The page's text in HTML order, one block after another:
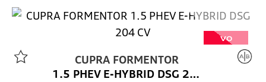
VO
CUPRA FORMENTOR
1.5 PHEV E-HYBRID DSG 204 CV